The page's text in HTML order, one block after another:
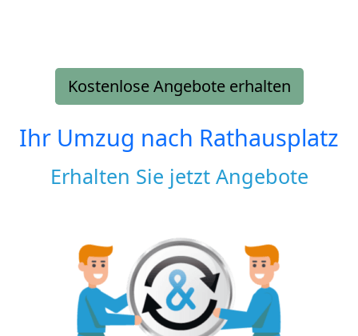
Kostenlose Angebote erhalten
Ihr Umzug nach Rathausplatz
Erhalten Sie jetzt Angebote